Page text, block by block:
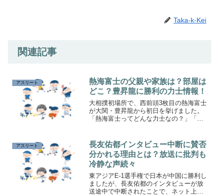
Taka-k-Kei
関連記事
アスリート
熱海富士の父親や家族は？部屋は
どこ？豊昇龍に勝利の力士情報！
大相撲初場所で、西前頭3枚目の熱海富士
が大関・豊昇龍から初日を挙げました。
「熱海富士ってどんな力士なの？」「父
での歩みや家族、部屋に関する情報を詳
しくお届けします。
アスリート
長友佑都インタビュー中断に賛否
分かれる理由とは？放送に批判も
冷静な声続々
東アジアE-1選手権で日本が中国に勝利し
ましたが、長友佑都のインタビューが放
送途中で中断されたことで、ネット上で